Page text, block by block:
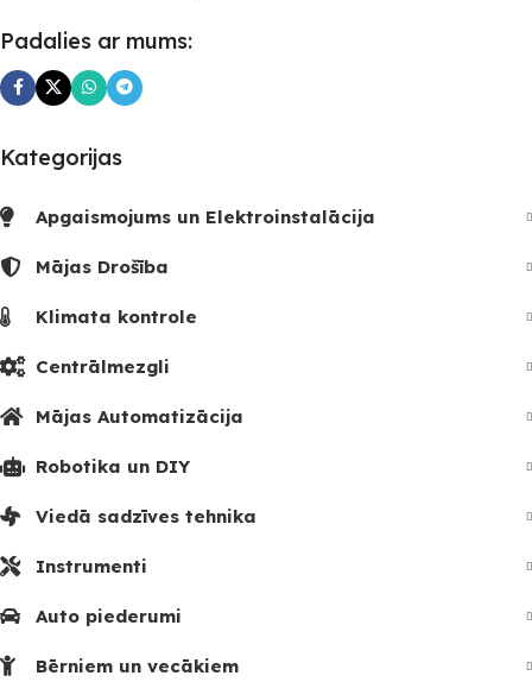
PIEEJAMS UZREIZ
Nē
UZREIZ PIEEJAMAIS
Padalies ar mums:
Kategorijas
Apgaismojums un Elektroinstalācija
Mājas Drošība
Klimata kontrole
Centrālmezgli
Mājas Automatizācija
Robotika un DIY
Viedā sadzīves tehnika
Instrumenti
Auto piederumi
Bērniem un vecākiem